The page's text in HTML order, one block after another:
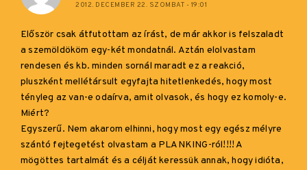
2012. DECEMBER 22. SZOMBAT - 19:01
Először csak átfutottam az írást, de már akkor is felszaladt
a szemöldököm egy-két mondatnál. Aztán elolvastam
rendesen és kb. minden sornál maradt ez a reakció,
pluszként mellétársult egyfajta hitetlenkedés, hogy most
tényleg az van-e odaírva, amit olvasok, és hogy ez komoly-e.
Miért?
Egyszerű. Nem akarom elhinni, hogy most egy egész mélyre
szántó fejtegetést olvastam a PLANKING-ról!!!! A
mögöttes tartalmát és a célját keressük annak, hogy idióta,